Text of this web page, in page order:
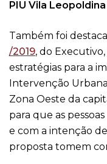
PIU Vila
Também foi
/2019, do
estratégias para a
Intervenção
Zona Oeste da
para que as
e com a intenção
proposta tomem